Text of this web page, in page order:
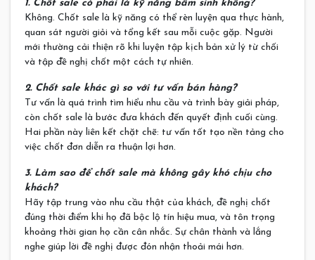
1. Chốt sale có phải là kỹ năng bẩm sinh không?
Không. Chốt sale là kỹ năng có thể rèn luyện qua thực hành,
quan sát người giỏi và tổng kết sau mỗi cuộc gặp. Người
mới thường cải thiện rõ khi luyện tập kịch bản xử lý từ chối
và tập đề nghị chốt một cách tự nhiên.
2. Chốt sale khác gì so với tư vấn bán hàng?
Tư vấn là quá trình tìm hiểu nhu cầu và trình bày giải pháp,
còn chốt sale là bước đưa khách đến quyết định cuối cùng.
Hai phần này liên kết chặt chẽ: tư vấn tốt tạo nền tảng cho
việc chốt đơn diễn ra thuận lợi hơn.
3. Làm sao để chốt sale mà không gây khó chịu cho
khách?
Hãy tập trung vào nhu cầu thật của khách, đề nghị chốt
đúng thời điểm khi họ đã bộc lộ tín hiệu mua, và tôn trọng
khoảng thời gian họ cần cân nhắc. Sự chân thành và lắng
nghe giúp lời đề nghị được đón nhận thoải mái hơn.